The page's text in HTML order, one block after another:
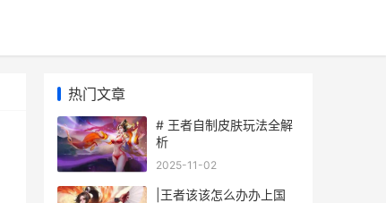
热门文章
# 王者自制皮肤玩法全解
析
2025-11-02
|王者该该怎么办办上国